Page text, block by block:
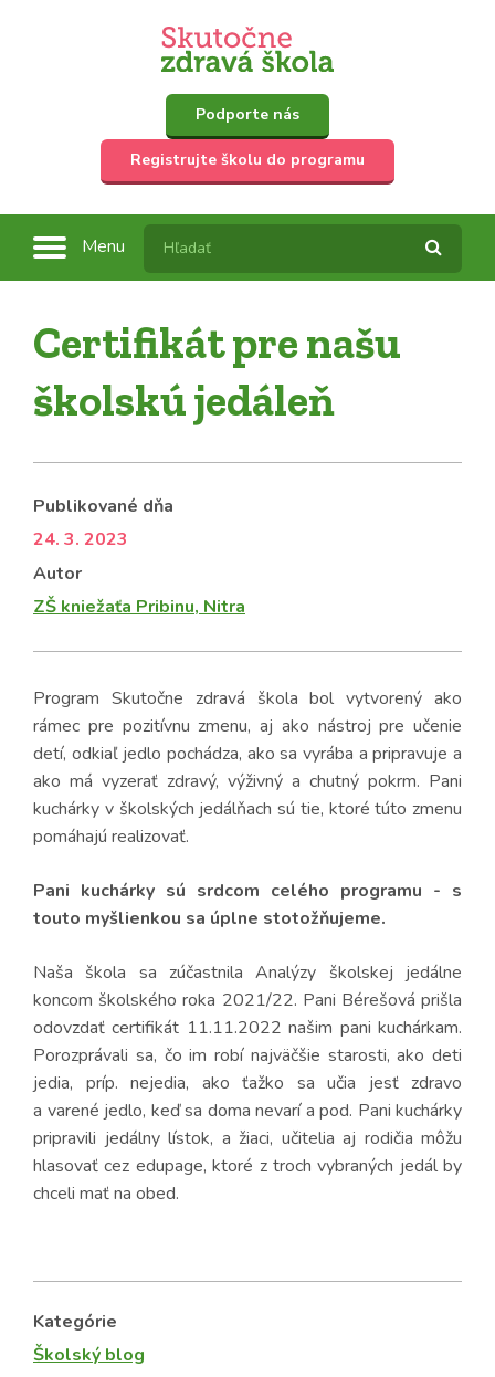
Podporte nás
Registrujte školu do programu
Menu
Certifikát pre našu
školskú jedáleň
Publikované dňa
24. 3. 2023
Autor
ZŠ kniežaťa Pribinu, Nitra
Program Skutočne zdravá škola bol vytvorený ako
rámec pre pozitívnu zmenu, aj ako nástroj pre učenie
detí, odkiaľ jedlo pochádza, ako sa vyrába a pripravuje a
ako má vyzerať zdravý, výživný a chutný pokrm. Pani
kuchárky v školských jedálňach sú tie, ktoré túto zmenu
pomáhajú realizovať.
Pani kuchárky sú srdcom celého programu - s
touto myšlienkou sa úplne stotožňujeme.
Naša škola sa zúčastnila Analýzy školskej jedálne
koncom školského roka 2021/22. Pani Bérešová prišla
odovzdať certifikát 11.11.2022 našim pani kuchárkam.
Porozprávali sa, čo im robí najväčšie starosti, ako deti
jedia, príp. nejedia, ako ťažko sa učia jesť zdravo
a varené jedlo, keď sa doma nevarí a pod. Pani kuchárky
pripravili jedálny lístok, a žiaci, učitelia aj rodičia môžu
hlasovať cez edupage, ktoré z troch vybraných jedál by
chceli mať na obed.
Kategórie
Školský blog